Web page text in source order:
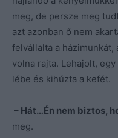
meg, de persze meg
azt azonban ő nem
felvállalta a
volna rajta. Lehajolt,
lébe és kihúzta a kefét.
– Hát…Én nem biztos,
meg.